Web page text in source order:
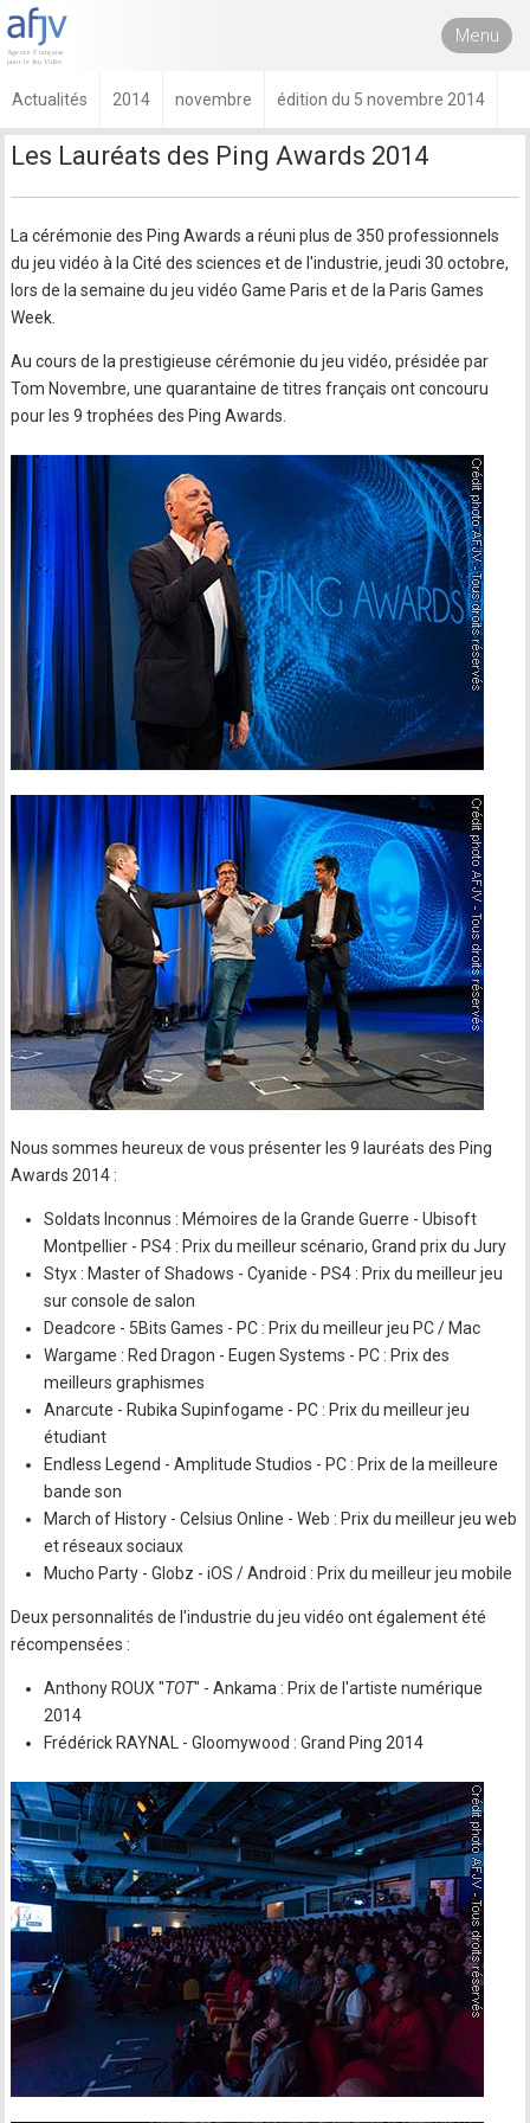
Menu
Actualités 2014 novembre édition du 5 novembre 2014
Les Lauréats des Ping Awards 2014
La cérémonie des Ping Awards a réuni plus de 350 professionnels
du jeu vidéo à la Cité des sciences et de l'industrie, jeudi 30 octobre,
lors de la semaine du jeu vidéo Game Paris et de la Paris Games
Week.
Au cours de la prestigieuse cérémonie du jeu vidéo, présidée par
Tom Novembre, une quarantaine de titres français ont concouru
pour les 9 trophées des Ping Awards.
Nous sommes heureux de vous présenter les 9 lauréats des Ping
Awards 2014 :
Soldats Inconnus : Mémoires de la Grande Guerre - Ubisoft
Montpellier - PS4 : Prix du meilleur scénario, Grand prix du Jury
Styx : Master of Shadows - Cyanide - PS4 : Prix du meilleur jeu
sur console de salon
Deadcore - 5Bits Games - PC : Prix du meilleur jeu PC / Mac
Wargame : Red Dragon - Eugen Systems - PC : Prix des
meilleurs graphismes
Anarcute - Rubika Supinfogame - PC : Prix du meilleur jeu
étudiant
Endless Legend - Amplitude Studios - PC : Prix de la meilleure
bande son
March of History - Celsius Online - Web : Prix du meilleur jeu web
et réseaux sociaux
Mucho Party - Globz - iOS / Android : Prix du meilleur jeu mobile
Deux personnalités de l'industrie du jeu vidéo ont également été
récompensées :
Anthony ROUX "TOT" - Ankama : Prix de l'artiste numérique
2014
Frédérick RAYNAL - Gloomywood : Grand Ping 2014